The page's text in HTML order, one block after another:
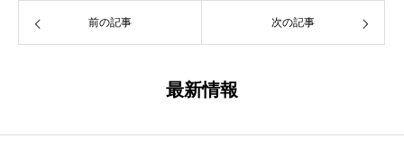
前の記事 次の記事
最新情報